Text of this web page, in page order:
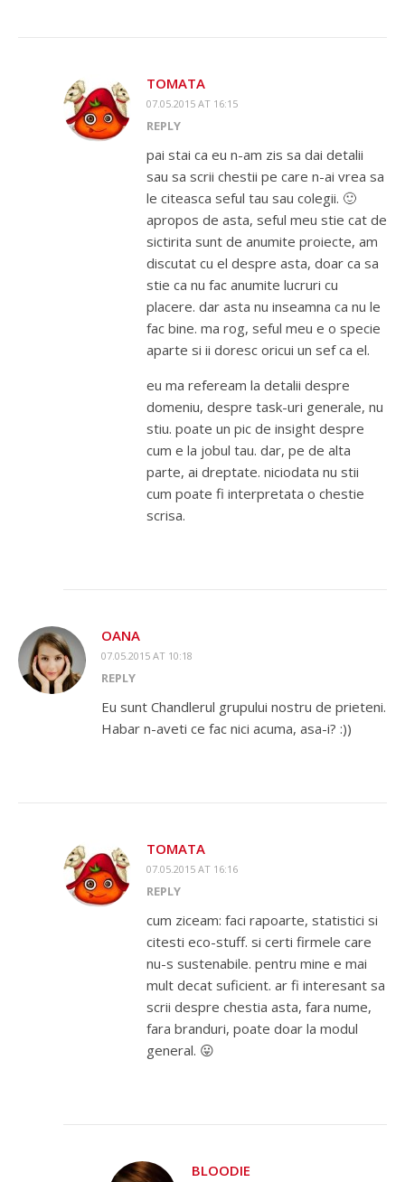
TOMATA
07.05.2015 AT 16:15
REPLY
pai stai ca eu n-am zis sa dai detalii
sau sa scrii chestii pe care n-ai vrea sa
le citeasca seful tau sau colegii. 🙂
apropos de asta, seful meu stie cat de
sictirita sunt de anumite proiecte, am
discutat cu el despre asta, doar ca sa
stie ca nu fac anumite lucruri cu
placere. dar asta nu inseamna ca nu le
fac bine. ma rog, seful meu e o specie
aparte si ii doresc oricui un sef ca el.
eu ma refeream la detalii despre
domeniu, despre task-uri generale, nu
stiu. poate un pic de insight despre
cum e la jobul tau. dar, pe de alta
parte, ai dreptate. niciodata nu stii
cum poate fi interpretata o chestie
scrisa.
OANA
07.05.2015 AT 10:18
REPLY
Eu sunt Chandlerul grupului nostru de prieteni.
Habar n-aveti ce fac nici acuma, asa-i? :))
TOMATA
07.05.2015 AT 16:16
REPLY
cum ziceam: faci rapoarte, statistici si
citesti eco-stuff. si certi firmele care
nu-s sustenabile. pentru mine e mai
mult decat suficient. ar fi interesant sa
scrii despre chestia asta, fara nume,
fara branduri, poate doar la modul
general. 😛
BLOODIE